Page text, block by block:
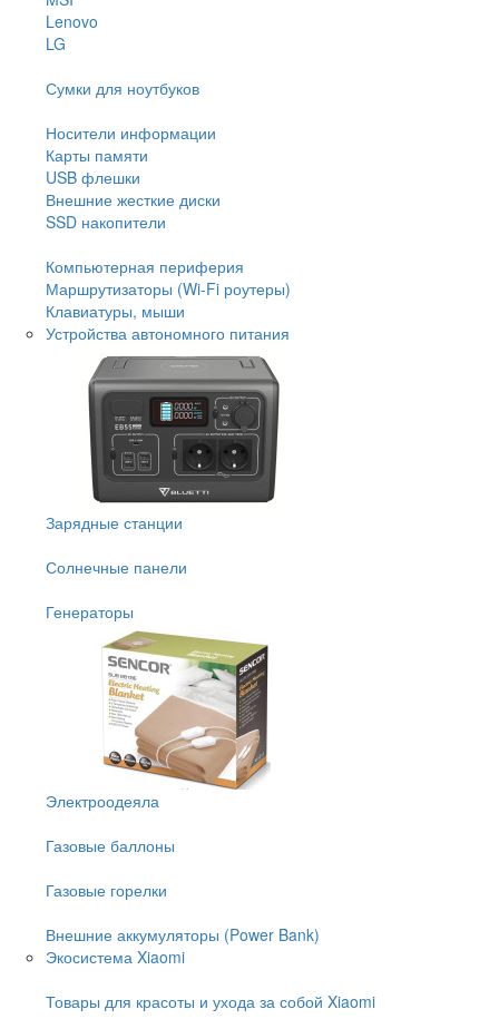
Lenovo
LG
Сумки для ноутбуков
Носители информации
Карты памяти
USB флешки
Внешние жесткие диски
SSD накопители
Компьютерная периферия
Маршрутизаторы (Wi-Fi роутеры)
Клавиатуры, мыши
Устройства автономного питания
Зарядные станции
Солнечные панели
Генераторы
Электроодеяла
Газовые баллоны
Газовые горелки
Внешние аккумуляторы (Power Bank)
Экосистема Xiaomi
Товары для красоты и ухода за собой Xiaomi